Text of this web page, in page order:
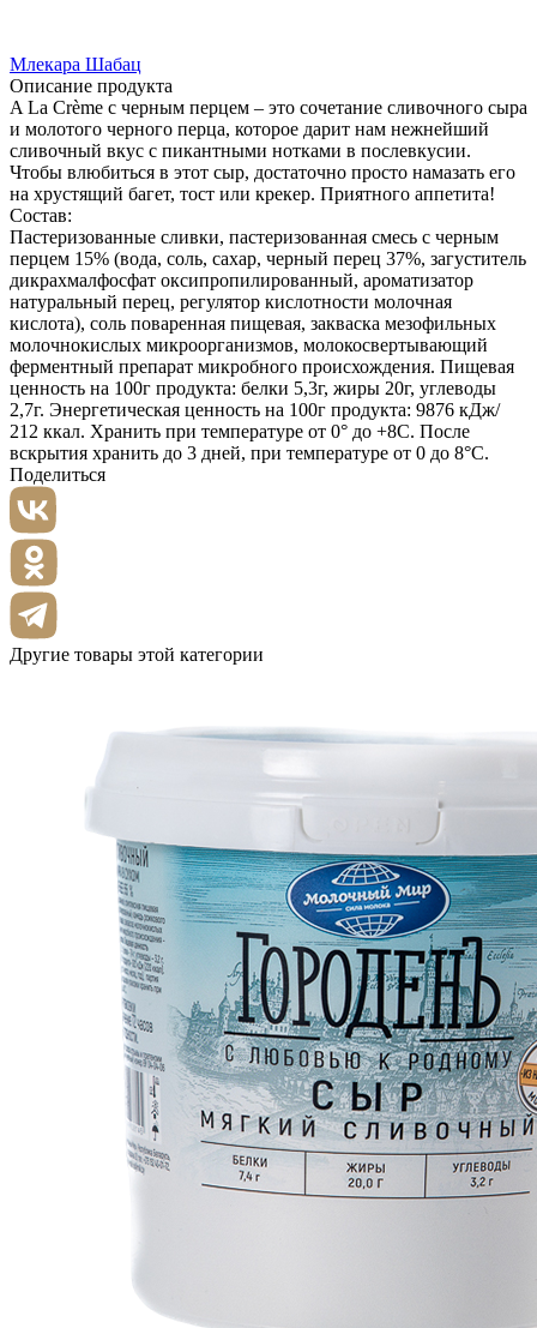
Млекара Шабац
Описание продукта
A La Crème с черным перцем – это сочетание сливочного сыра
и молотого черного перца, которое дарит нам нежнейший
сливочный вкус с пикантными нотками в послевкусии.
Чтобы влюбиться в этот сыр, достаточно просто намазать его
на хрустящий багет, тост или крекер. Приятного аппетита!
Состав:
Пастеризованные сливки, пастеризованная смесь с черным
перцем 15% (вода, соль, сахар, черный перец 37%, загуститель
дикрахмалфосфат оксипропилированный, ароматизатор
натуральный перец, регулятор кислотности молочная
кислота), соль поваренная пищевая, закваска мезофильных
молочнокислых микроорганизмов, молокосвертывающий
ферментный препарат микробного происхождения. Пищевая
ценность на 100г продукта: белки 5,3г, жиры 20г, углеводы
2,7г. Энергетическая ценность на 100г продукта: 9876 кДж/
212 ккал. Хранить при температуре от 0° до +8С. После
вскрытия хранить до 3 дней, при температуре от 0 до 8°С.
Поделиться
Другие товары этой категории